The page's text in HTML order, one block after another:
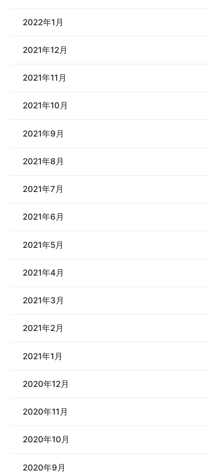
2022年1月
2021年12月
2021年11月
2021年10月
2021年9月
2021年8月
2021年7月
2021年6月
2021年5月
2021年4月
2021年3月
2021年2月
2021年1月
2020年12月
2020年11月
2020年10月
2020年9月